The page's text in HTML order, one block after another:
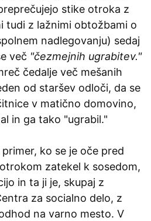
stike otroka z
tudi z lažnimi obtožbami o
nadlegovanju) sedaj
več "čezmejnih ugrabitev."
čedalje več mešanih
od staršev odloči, da se
v matično domovino,
in ga tako "ugrabil."
ko se je oče pred
zatekel k sosedom,
in ta ji je, skupaj z
za socialno delo, z
na varno mesto. V